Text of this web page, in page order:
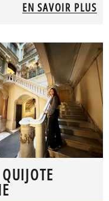
EN SAVOIR PLUS